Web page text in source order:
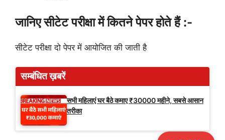
जानिए सीटेट परीक्षा में कितने पेपर होते हैं :-
सीटेट परीक्षा दो पेपर में आयोजित की जाती है
सम्बंधित ख़बरें
सभी महिलाएं घर बैठे कमाए ₹30000 महीने, सबसे आसान
तरीका